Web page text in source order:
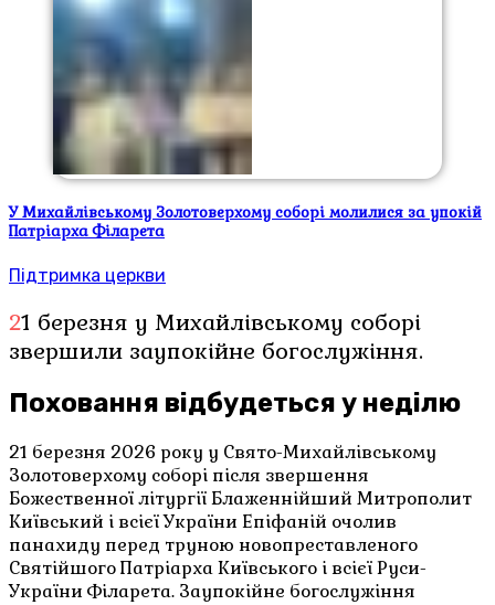
У Михайлівському Золотоверхому соборі молилися за упокій
Патріарха Філарета
Підтримка церкви
21 березня у Михайлівському соборі
звершили заупокійне богослужіння.
Поховання відбудеться у неділю
21 березня 2026 року у Свято-Михайлівському
Золотоверхому соборі після звершення
Божественної літургії Блаженнійший Митрополит
Київський і всієї України Епіфаній очолив
панахиду перед труною новопреставленого
Святійшого Патріарха Київського і всієї Руси-
України Філарета. Заупокійне богослужіння